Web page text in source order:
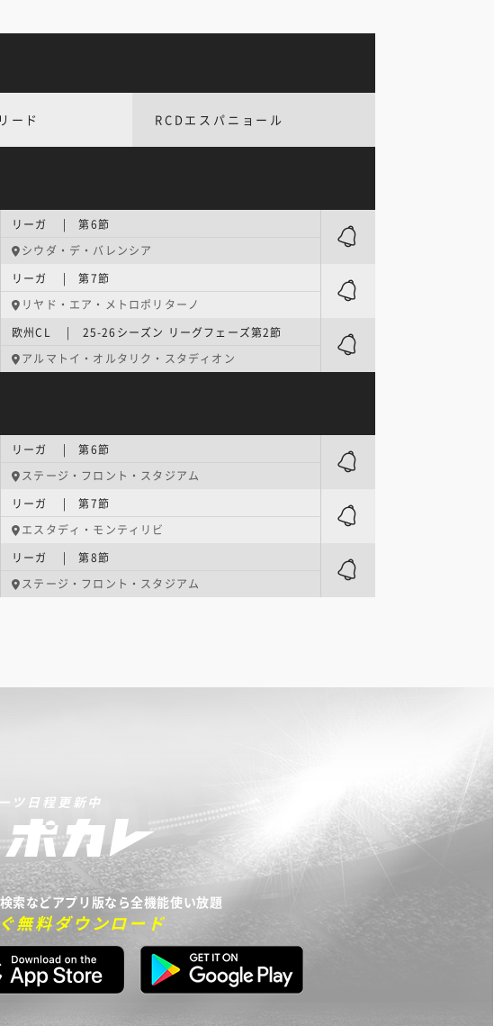
ード RCDエスパニョール
リーガ | 第6節
シウダ・デ・バレンシア
リーガ | 第7節
リヤド・エア・メトロポリターノ
欧州CL | 25-26シーズン リーグフェーズ第2節
アルマトイ・オルタリク・スタディオン
リーガ | 第6節
ステージ・フロント・スタジアム
リーガ | 第7節
エスタディ・モンティリビ
リーガ | 第8節
ステージ・フロント・スタジアム
ツ日程更新中
索などアプリ版なら全機能使い放題
無料ダウンロード